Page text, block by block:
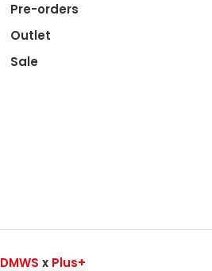
Pre-orders
Outlet
Sale
DMWS x Plus+